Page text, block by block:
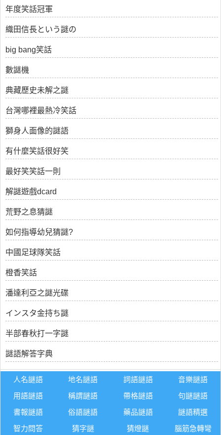
年度笑話冠軍
織田信長という謎の
big bang笑話
數謎機
典藏歷史未解之謎
台灣哪裡最熱冷笑話
獅身人面像的謎語
有什麼笑話很好笑
最好笑笑話一則
解謎遊戲dcard
荒野之息猜謎
如何指導幼兒猜謎?
中國足球隊笑話
橙香笑話
潘達利亞之謎光碟
インスタ金持ち謎
半部春秋打一字謎
謎語解答字典
人名謎語 地名謎語 詞語謎語
音樂謎語
用語謎語
稱謂謎語 帶格謎語
句謎謎語
書報謎語
俗語謎語 藥品謎語
謎語精選
智力問答
猜字謎 猜燈謎 腦筋急轉彎